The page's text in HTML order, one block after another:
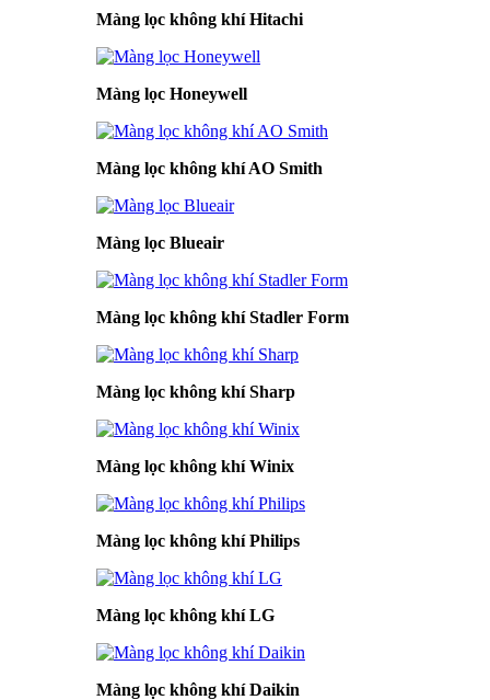
Màng lọc không khí Hitachi
Màng lọc Honeywell
Màng lọc không khí AO Smith
Màng lọc Blueair
Màng lọc không khí Stadler Form
Màng lọc không khí Sharp
Màng lọc không khí Winix
Màng lọc không khí Philips
Màng lọc không khí LG
Màng lọc không khí Daikin